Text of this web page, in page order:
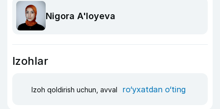
Nigora A'loyeva
Izohlar
Izoh qoldirish uchun, avval ro‘yxatdan o‘ting